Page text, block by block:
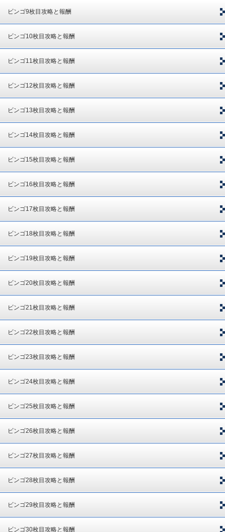
ビンゴ9枚目攻略と報酬
ビンゴ10枚目攻略と報酬
ビンゴ11枚目攻略と報酬
ビンゴ12枚目攻略と報酬
ビンゴ13枚目攻略と報酬
ビンゴ14枚目攻略と報酬
ビンゴ15枚目攻略と報酬
ビンゴ16枚目攻略と報酬
ビンゴ17枚目攻略と報酬
ビンゴ18枚目攻略と報酬
ビンゴ19枚目攻略と報酬
ビンゴ20枚目攻略と報酬
ビンゴ21枚目攻略と報酬
ビンゴ22枚目攻略と報酬
ビンゴ23枚目攻略と報酬
ビンゴ24枚目攻略と報酬
ビンゴ25枚目攻略と報酬
ビンゴ26枚目攻略と報酬
ビンゴ27枚目攻略と報酬
ビンゴ28枚目攻略と報酬
ビンゴ29枚目攻略と報酬
ビンゴ30枚目攻略と報酬